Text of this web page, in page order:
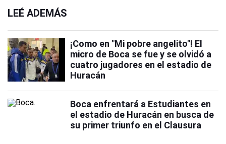
LEÉ ADEMÁS
¡Como en "Mi pobre angelito"! El
micro de Boca se fue y se olvidó a
cuatro jugadores en el estadio de
Huracán
Boca enfrentará a Estudiantes en
el estadio de Huracán en busca de
su primer triunfo en el Clausura